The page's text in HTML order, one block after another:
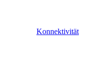
Konnektivität